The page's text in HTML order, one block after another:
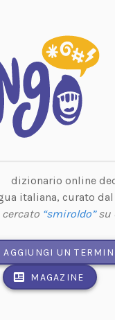
dizionario online
italiana, curato
“smiroldo”su
AGGIUNGI UN
MAGAZINE